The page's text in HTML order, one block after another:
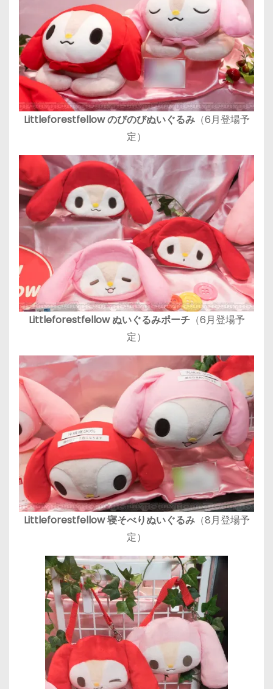
Littleforestfellow のびのびぬいぐるみ（6月登場予
定）
Littleforestfellow ぬいぐるみポーチ（6月登場予
定）
Littleforestfellow 寝そべりぬいぐるみ（8月登場予
定）